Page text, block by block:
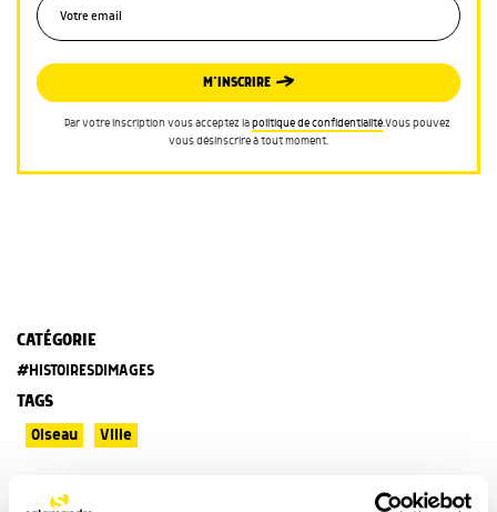
M’INSCRIRE
Par votre inscription vous acceptez lapolitique de confidentialité.Vous pouvez
vous désinscrire à tout moment.
CATÉGORIE
#HISTOIRESDIMAGES
TAGS
Oiseau Ville